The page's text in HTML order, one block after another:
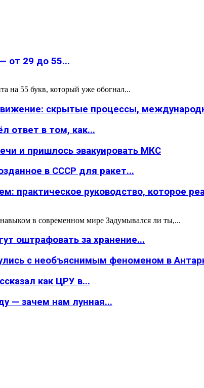
от 29 до 55...
на 55 букв, который уже обогнал...
скрытые процессы,
ответ в том, как...
и пришлось эвакуировать МКС
в СССР для ракет...
практическое руководство, которое
в современном мире Задумывался ли ты,...
оштрафовать за хранение...
с необъяснимым феноменом в
как ЦРУ в...
— зачем нам лунная...